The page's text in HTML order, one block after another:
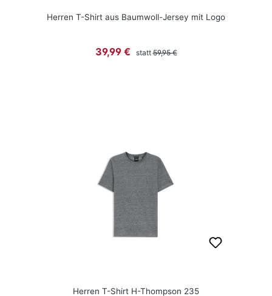
Herren T-Shirt aus Baumwoll-Jersey mit Logo
Verkaufspreis:
39,99 € stattRegulärer Preis:
59,95 €
Herren T-Shirt H-Thompson 235